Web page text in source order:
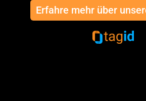
Erfahre mehr über